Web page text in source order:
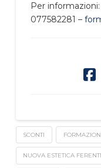
Per
077582281 –
SCONTI
NUOVA ESTETICA